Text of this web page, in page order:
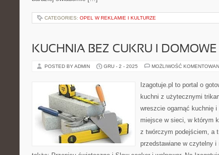
CATEGORIES: OPEL W REKLAMIE I KULTURZE
KUCHNIA BEZ CUKRU I
POSTED BY ADMIN GRU - 2 - 2025 MOŻLIWOŚĆ
Izagotuje.pl to portal o
kuchni z użytecznymi
wreszcie ogarnąć kuchnię
miejsce w sieci, w którym
z twórczym podejściem, a
przedstawiane w czytelny